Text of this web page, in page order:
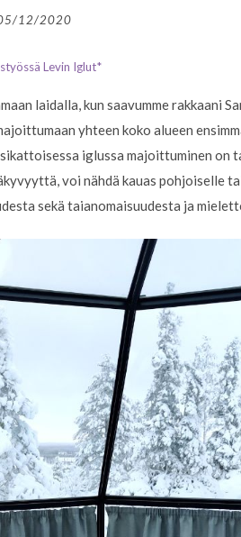
12/2020
Levin Iglut*
laidalla, kun saavumme rakkaani
yhteen koko alueen
iglussa majoittuminen on
voi nähdä kauas pohjoiselle
sekä taianomaisuudesta ja